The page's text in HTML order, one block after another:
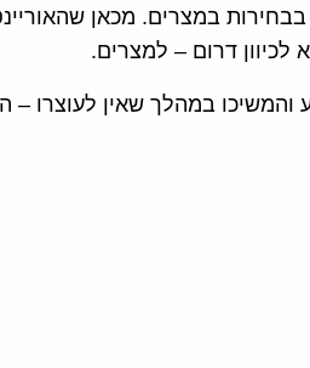
במצרים. מכאן
לכיוון דרום – למצרים.
במהלך שאין לעוצרו –